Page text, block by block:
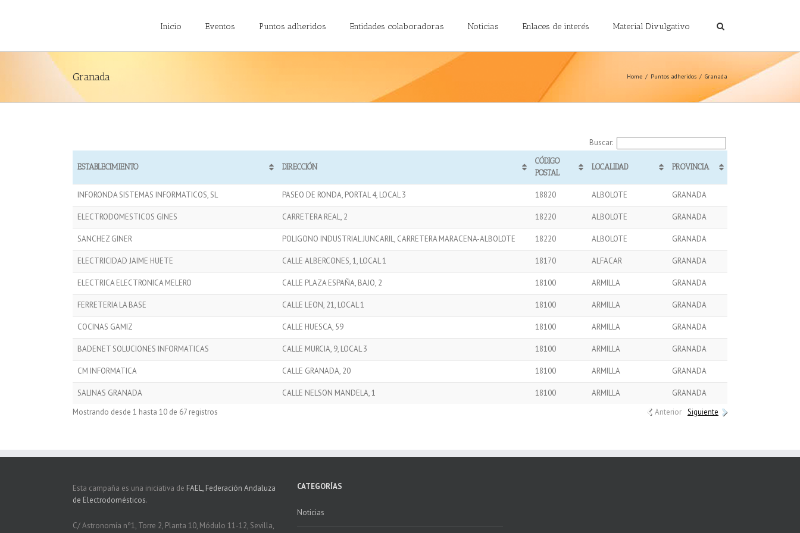
Inicio Eventos Puntos adheridos Entidades colaboradoras Noticias Enlaces de interés Material Divulgativo
Granada Home Puntos adheridos Granada
Buscar:
ESTABLECIMIENTO DIRECCIÓN
CÓDIGO
POSTAL
LOCALIDAD PROVINCIA
INFORONDA SISTEMAS INFORMATICOS, SL PASEO DE RONDA, PORTAL 4, LOCAL 3 18820 ALBOLOTE GRANADA
ELECTRODOMESTICOS GINES CARRETERA REAL, 2 18220 ALBOLOTE GRANADA
SANCHEZ GINER POLIGONO INDUSTRIAL JUNCARIL, CARRETERA MARACENA-ALBOLOTE 18220 ALBOLOTE GRANADA
ELECTRICIDAD JAIME HUETE CALLE ALBERCONES, 1, LOCAL 1 18170 ALFACAR GRANADA
ELECTRICA ELECTRONICA MELERO CALLE PLAZA ESPAÑA, BAJO, 2 18100 ARMILLA GRANADA
FERRETERIA LA BASE CALLE LEON, 21, LOCAL 1 18100 ARMILLA GRANADA
COCINAS GAMIZ CALLE HUESCA, 59 18100 ARMILLA GRANADA
BADENET SOLUCIONES INFORMATICAS CALLE MURCIA, 9, LOCAL 3 18100 ARMILLA GRANADA
CM INFORMATICA CALLE GRANADA, 20 18100 ARMILLA GRANADA
SALINAS GRANADA CALLE NELSON MANDELA, 1 18100 ARMILLA
GRANADA
Mostrando desde 1 hasta 10 de 67 registros
Anterior Siguiente
Esta campaña es una iniciativa de FAEL, Federación Andaluza
de Electrodomésticos.
C/ Astronomía nº1, Torre 2, Planta 10, Módulo 11-12, Sevilla,
CATEGORÍAS
Noticias